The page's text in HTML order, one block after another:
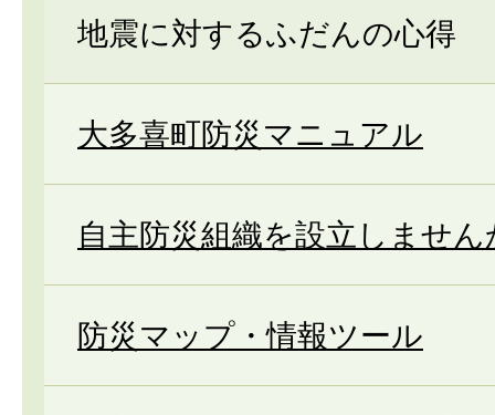
地震に対するふだんの心得
大多喜町防災マニュアル
自主防災組織を設立しません
防災マップ・情報ツール